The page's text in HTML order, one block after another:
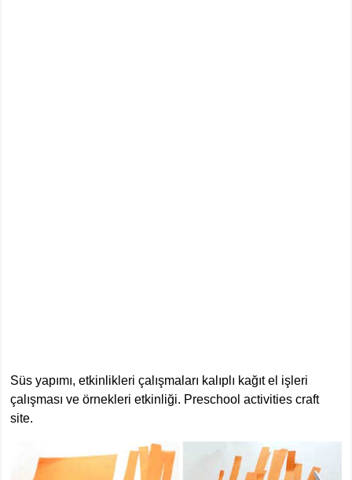
Süs yapımı, etkinlikleri çalışmaları kalıplı kağıt el işleri
çalışması ve örnekleri etkinliği. Preschool activities craft
site.